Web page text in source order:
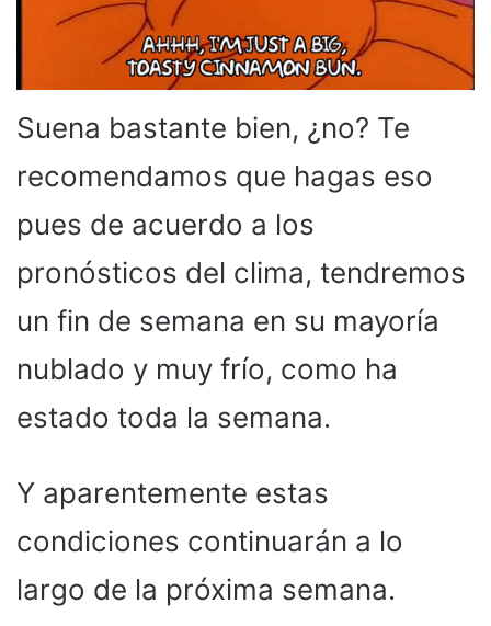
Suena bastante bien, ¿no? Te
recomendamos que hagas eso
pues de acuerdo a los
pronósticos del clima, tendremos
un fin de semana en su mayoría
nublado y muy frío, como ha
estado toda la semana.
Y aparentemente estas
condiciones continuarán a lo
largo de la próxima semana.